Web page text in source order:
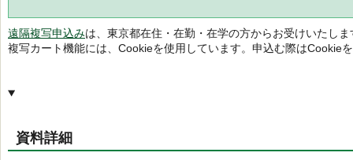
遠隔複写申込みは、東京都在住・在勤・在学の方からお受けいたしま
複写カート機能には、Cookieを使用しています。申込む際はCookie
資料詳細